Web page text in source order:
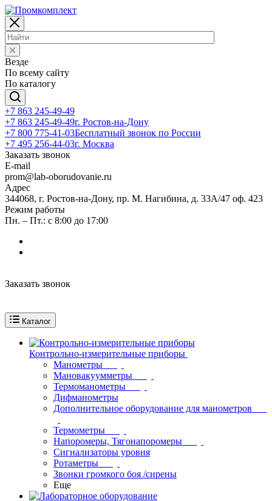
Везде
По всему сайту
По каталогу
+7 863 245-49-49
+7 863 245-49-49г. Ростов-на-Дону
+7 800 775-41-03Бесплатный звонок по России
+7 495 256-44-03г. Москва
Заказать звонок
E-mail
prom@lab-oborudovanie.ru
Адрес
344068, г. Ростов-на-Дону, пр. М. Нагибина, д. 33А/47 оф. 423
Режим работы
Пн. – Пт.: с 8:00 до 17:00
Заказать звонок
Каталог
Контрольно-измерительные приборы
Манометры
Мановакуумметры
Термоманометры
Дифманометры
Дополнительное оборудование для манометров
Термометры
Напоромеры, Тягонапоромеры
Сигнализаторы уровня
Ротаметры
Звонки громкого боя /сирены
Еще